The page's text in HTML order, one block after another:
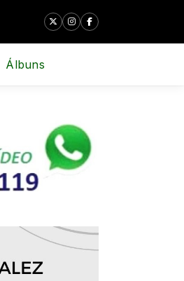
Álbuns